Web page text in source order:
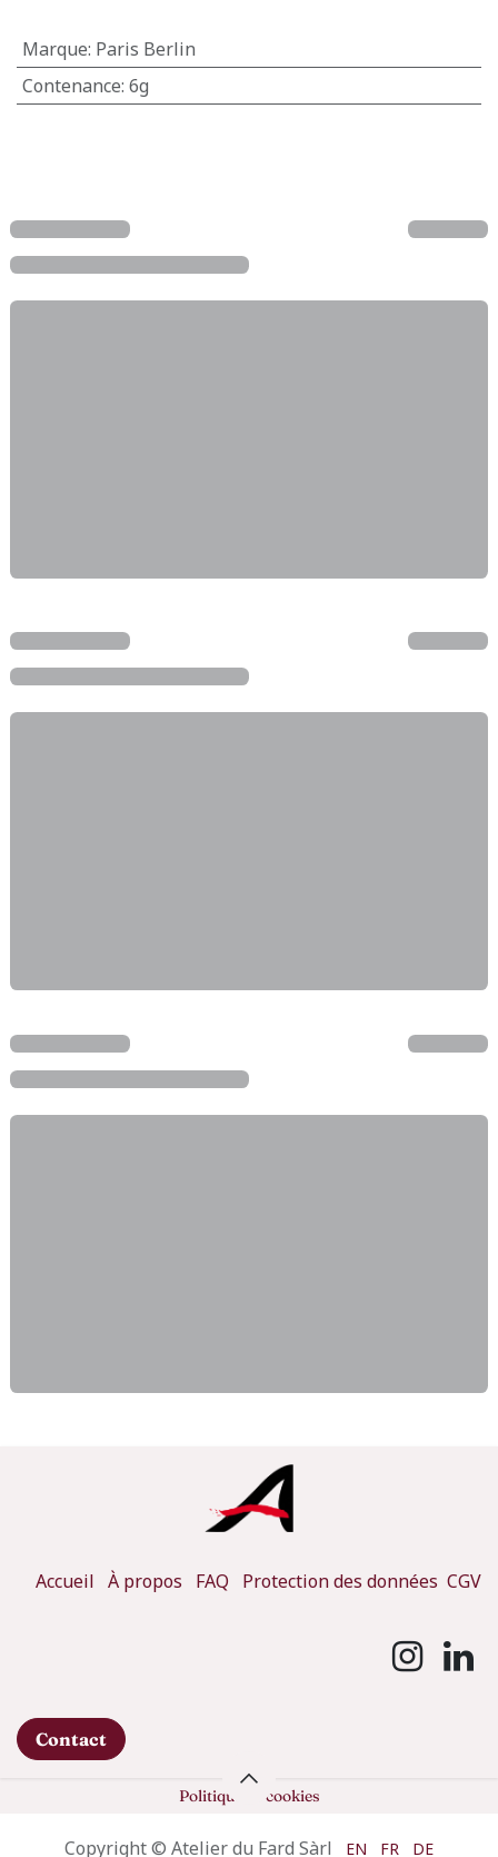
Marque: Paris Berlin
Contenance: 6g
Accueil À propos FAQ Protection des données CGV
Contact
Politique de cookies
Copyright © Atelier du Fard Sàrl EN FR DE